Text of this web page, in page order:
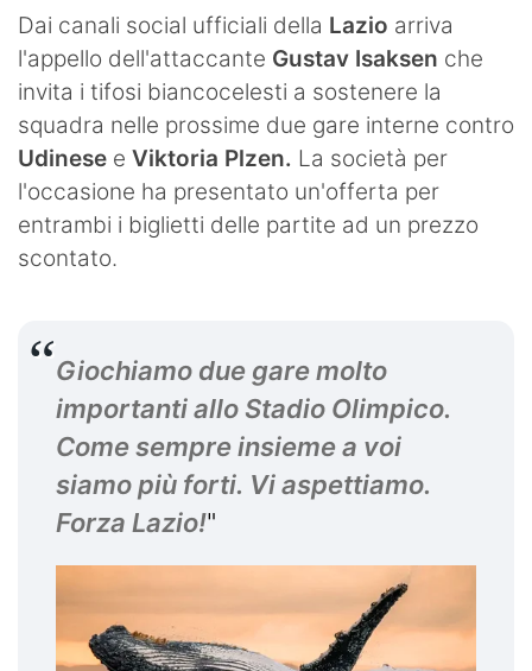
Dai canali social ufficiali della Lazio arriva
l'appello dell'attaccante Gustav Isaksen che
invita i tifosi biancocelesti a sostenere la
squadra nelle prossime due gare interne contro
Udinese e Viktoria Plzen. La società per
l'occasione ha presentato un'offerta per
entrambi i biglietti delle partite ad un prezzo
scontato.
Giochiamo due gare molto
importanti allo Stadio Olimpico.
Come sempre insieme a voi
siamo più forti. Vi aspettiamo.
Forza Lazio!"